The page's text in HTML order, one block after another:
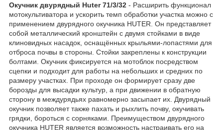
Окучник двурядный Huter 71/3/32 - Расширить функционал
мотокультиватора и ускорить темп обработки участка можно с
применением двурядного окучника HUTER. Он представляет
собой металлический кронштейн с двумя стойками в виде
клиновидных насадок, оснащённых крыльями-лопастями для
отброса почвы в стороны. Стойки закреплены к конструкции
болтами. Окучник фиксируется на мотоблок посредством
сцепки и подходит для работы на небольших и средних по
размеру участках. При проходе он формирует сразу две
борозды для высадки культур, а при движении в обратную
сторону в междурядьях равномерно засыпает их. Двурядный
окучник позволяет также пахать и рыхлить почву, окучивать
грядки, бороться с сорняками. Преимуществом двурядного
окучника HUTER является возможность настраивать его на